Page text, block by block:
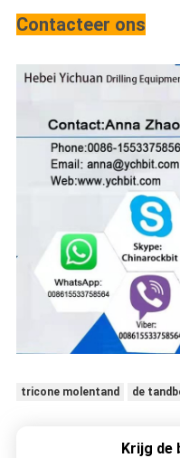
Contacteer ons
tricone molentand de
Krijg de